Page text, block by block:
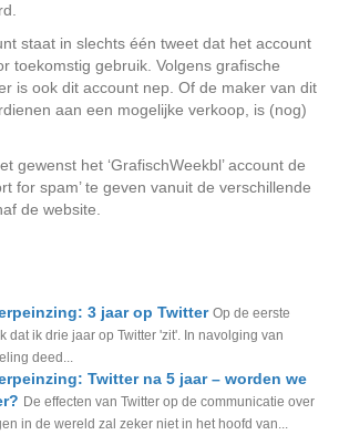
staat in slechts één tweet dat het account
toekomstig gebruik. Volgens grafische
is ook dit account nep. Of de maker van dit
aan een mogelijke verkoop, is (nog)
gewenst het ‘GrafischWeekbl’ account de
for spam’ te geven vanuit de verschillende
de website.
3 jaar op Twitter Op de eerste
dat ik drie jaar op Twitter 'zit'. In navolging van
deed...
Twitter na 5 jaar – worden we
De effecten van Twitter op de communicatie over
in de wereld zal zeker niet in het hoofd van...